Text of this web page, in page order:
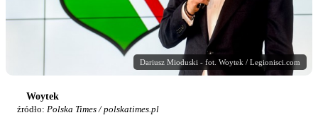
Dariusz Mioduski - fot. Woytek / Legionisci.com
Woytek
źródło: Polska Times / polskatimes.pl